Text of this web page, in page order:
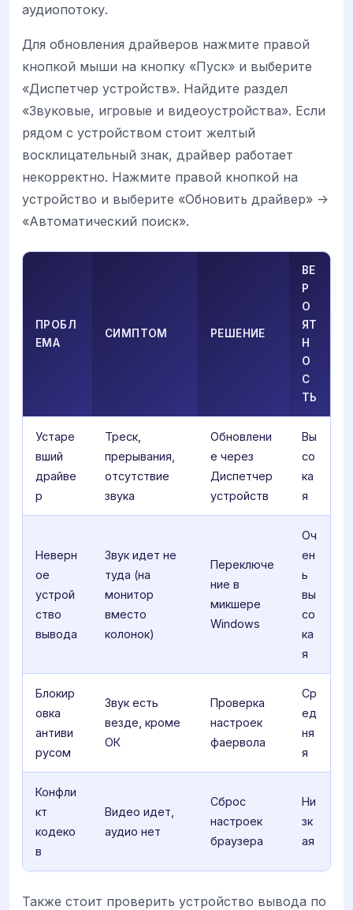
аудиопотоку.
Для обновления драйверов нажмите правой
кнопкой мыши на кнопку «Пуск» и выберите
«Диспетчер устройств». Найдите раздел
«Звуковые, игровые и видеоустройства». Если
рядом с устройством стоит желтый
восклицательный знак, драйвер работает
некорректно. Нажмите правой кнопкой на
устройство и выберите «Обновить драйвер» ->
«Автоматический поиск».
ПРОБЛ
ЕМА
СИМПТОМ РЕШЕНИЕ
ВЕ
Р
О
ЯТ
Н
О
С
ТЬ
Устаре
вший
драйве
р
Треск,
прерывания,
отсутствие
звука
Обновлени
е через
Диспетчер
устройств
Вы
со
ка
я
Неверн
ое
устрой
ство
вывода
Звук идет не
туда (на
монитор
вместо
колонок)
Переключе
ние в
микшере
Windows
Оч
ен
ь
вы
со
ка
я
Блокир
овка
антиви
русом
Звук есть
везде, кроме
ОК
Проверка
настроек
фаервола
Ср
ед
ня
я
Конфли
кт
кодеко
в
Видео идет,
аудио нет
Сброс
настроек
браузера
Ни
зк
ая
Также стоит проверить устройство вывода по